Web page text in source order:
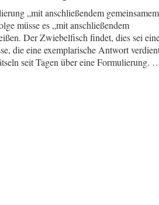
„mit anschließendem
müsse es „mit anschließendem
Der Zwiebelfisch findet, dies sei
die eine exemplarische Antwort
seit Tagen über eine Formulierung.